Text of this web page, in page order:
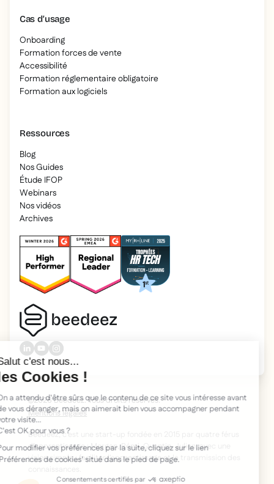
Cas d’usage
Onboarding
Formation forces de vente
Accessibilité
Formation réglementaire obligatoire
Formation aux logiciels
Ressources
Blog
Nos Guides
Étude IFOP
Webinars
Nos vidéos
Archives
2026 Beedeez. Tous droits réservés.
Mentions légales
Beedeez, c’est une start-up fondée en 2015 par quatre férus
d’apprentissage : Morgan, Rémi, Quentin, Julien, avec une
vision simple : faciliter l'apprentissage et la transmission des